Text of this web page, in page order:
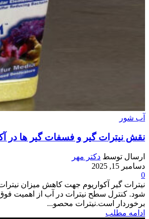
آب شور
نقش نیترات گیر و فسفات گیر ها در
ارسال توسط دکتر مهر
دسامبر 15, 2025
0
نیترات گیر آکواریوم جهت کاهش میزان
شود. کنترل سطح نیترات در آب از اهمیت فوق
برخوردار است.نیترات محصو...
ادامه مطلب